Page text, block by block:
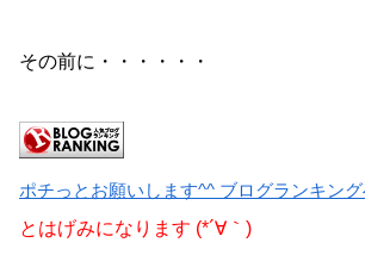
その前に・・・・・・
ポチっとお願いします^^ ブログランキン
とはげみになります (*´∀｀)